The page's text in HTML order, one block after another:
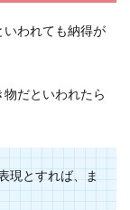
いわれても納得が
だといわれたら
現とすれば、ま